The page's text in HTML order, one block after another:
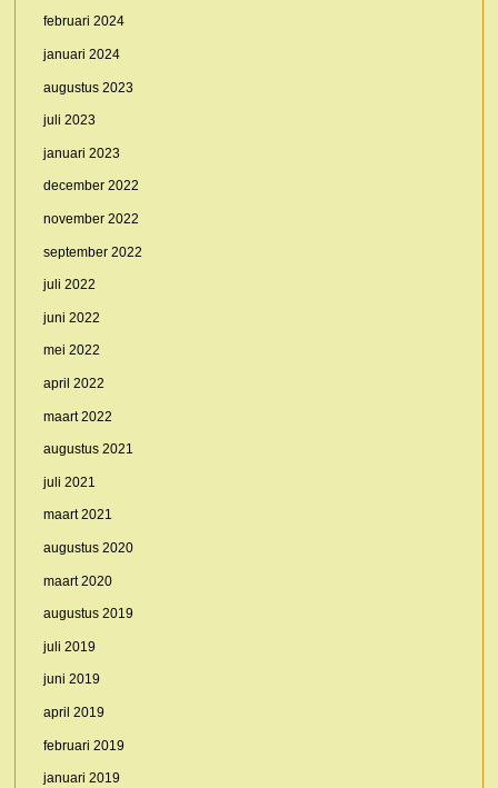
februari 2024
januari 2024
augustus 2023
juli 2023
januari 2023
december 2022
november 2022
september 2022
juli 2022
juni 2022
mei 2022
april 2022
maart 2022
augustus 2021
juli 2021
maart 2021
augustus 2020
maart 2020
augustus 2019
juli 2019
juni 2019
april 2019
februari 2019
januari 2019